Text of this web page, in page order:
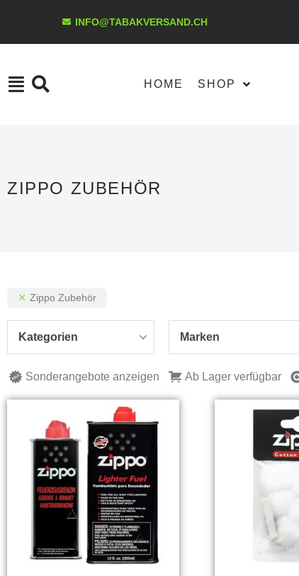
INFO@TABAKVERSAND.CH
HOME SHOP
ZIPPO ZUBEHÖR
Zippo Zubehör
Kategorien Marken
Sonderangebote anzeigen Ab Lager verfügbar